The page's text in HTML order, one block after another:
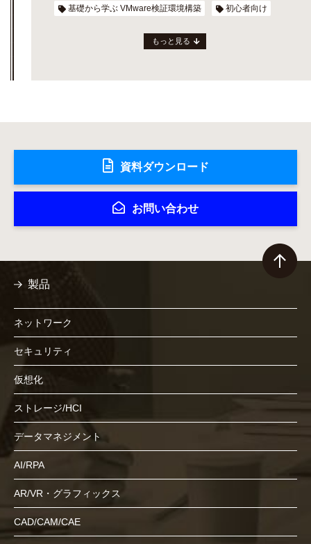
基礎から学ぶ VMware検証環境構築 初心者向け
もっと見る
資料ダウンロード
お問い合わせ
製品
ネットワーク
セキュリティ
仮想化
ストレージ/HCI
データマネジメント
AI/RPA
AR/VR・グラフィックス
CAD/CAM/CAE